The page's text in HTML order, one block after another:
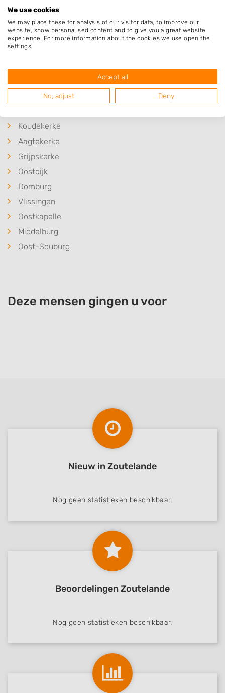
hoveniers en andere bedrijven in
Biggekerke
Koudekerke
Aagtekerke
Grijpskerke
Oostdijk
Domburg
Vlissingen
Oostkapelle
Middelburg
Oost-Souburg
Deze mensen gingen u voor
Nieuw in Zoutelande
Nog geen statistieken beschikbaar.
Beoordelingen Zoutelande
Nog geen statistieken beschikbaar.
We use cookies
We may place these for analysis of our visitor data, to improve our
website, show personalised content and to give you a great website
experience. For more information about the cookies we use open the
settings.
Accept all
No, adjust Deny